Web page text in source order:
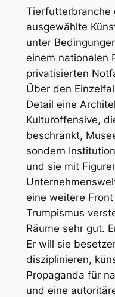
Tierfutterbranche
ausgewählte
unter
einem nationalen
privatisierten
Über den
Detail eine
Kulturoffensive,
beschränkt,
sondern
und sie mit
eine weitere
Trumpismus
Räume sehr gut.
Er will sie
disziplinieren,
Propaganda für
und eine